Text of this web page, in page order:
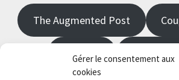
Gérer le consentement aux
cookies
The Augmented Post
JRPGFR State of